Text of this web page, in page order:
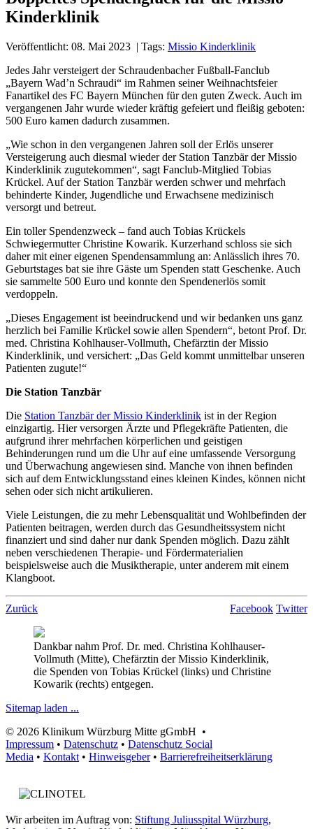
Kinderklinik
Veröffentlicht: 08. Mai 2023 | Tags: Missio Kinderklinik
Jedes Jahr versteigert der Schraudenbacher Fußball-Fanclub
„Bayern Wad’n Schraudi“ im Rahmen seiner Weihnachtsfeier
Fanartikel des FC Bayern München für den guten Zweck. Auch im
vergangenen Jahr wurde wieder kräftig gefeiert und fleißig geboten:
500 Euro kamen dadurch zusammen.
„Wie schon in den vergangenen Jahren soll der Erlös unserer
Versteigerung auch diesmal wieder der Station Tanzbär der Missio
Kinderklinik zugutekommen“, sagt Fanclub-Mitglied Tobias
Krückel. Auf der Station Tanzbär werden schwer und mehrfach
behinderte Kinder, Jugendliche und Erwachsene medizinisch
versorgt und betreut.
Ein toller Spendenzweck – fand auch Tobias Krückels
Schwiegermutter Christine Kowarik. Kurzerhand schloss sie sich
daher mit einer eigenen Spendensammlung an: Anlässlich ihres 70.
Geburtstages bat sie ihre Gäste um Spenden statt Geschenke. Auch
sie sammelte 500 Euro und konnte den Spendenerlös somit
verdoppeln.
„Dieses Engagement ist beeindruckend und wir bedanken uns ganz
herzlich bei Familie Krückel sowie allen Spendern“, betont Prof. Dr.
med. Christina Kohlhauser-Vollmuth, Chefärztin der Missio
Kinderklinik, und versichert: „Das Geld kommt unmittelbar unseren
Patienten zugute!“
Die Station Tanzbär
Die Station Tanzbär der Missio Kinderklinik ist in der Region
einzigartig. Hier versorgen Ärzte und Pflegekräfte Patienten, die
aufgrund ihrer mehrfachen körperlichen und geistigen
Behinderungen rund um die Uhr auf eine umfassende Versorgung
und Überwachung angewiesen sind. Manche von ihnen befinden
sich auf dem Entwicklungsstand eines kleinen Kindes, können nicht
sehen oder sich nicht artikulieren.
Viele Leistungen, die zu mehr Lebensqualität und Wohlbefinden der
Patienten beitragen, werden durch das Gesundheitssystem nicht
finanziert und sind daher nur dank Spenden möglich. Dazu zählt
neben verschiedenen Therapie- und Fördermaterialien
beispielsweise auch die Musiktherapie, unter anderem mit einem
Klangboot.
Zurück Facebook Twitter
Dankbar nahm Prof. Dr. med. Christina Kohlhauser-
Vollmuth (Mitte), Chefärztin der Missio Kinderklinik,
die Spenden von Tobias Krückel (links) und Christine
Kowarik (rechts) entgegen.
Sitemap laden ...
© 2026 Klinikum Würzburg Mitte gGmbH •
Impressum • Datenschutz • Datenschutz Social
Media • Kontakt • Hinweisgeber• Barrierefreiheitserklärung
Wir arbeiten im Auftrag von: Stiftung Juliusspital Würzburg,